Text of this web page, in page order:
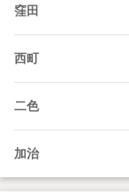
窪田
西町
二色
加治